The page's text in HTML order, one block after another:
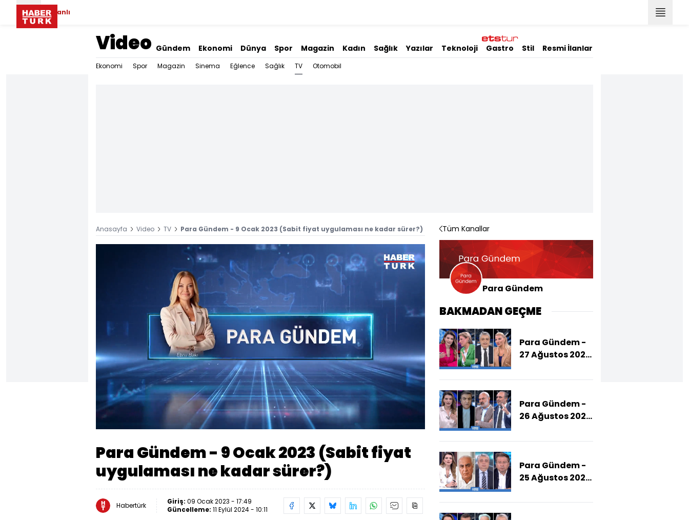
Canlı
Video Gündem Ekonomi Dünya Spor Magazin Kadın Sağlık Yazılar Teknoloji Gastro Stil Resmi İlanlar
Ekonomi Spor Magazin Sinema Eğlence Sağlık TV Otomobil
Anasayfa Video TV Para Gündem - 9 Ocak 2023 (Sabit fiyat uygulaması ne kadar sürer?)
Yüklendi:
0.81%
Para Gündem - 9 Ocak 2023 (Sabit fiyat
uygulaması ne kadar sürer?)
Habertürk Giriş: 09 Ocak 2023 - 17:49
Güncelleme: 11 Eylül 2024 - 10:11
Tüm Kanallar
Para Gündem
BAKMADAN GEÇME
Para Gündem -
27 Ağustos 2025
Soruşturmalara
Para Gündem -
26 Ağustos 2025
Bırakma
Zaman
Tamamlayacak?)
Para Gündem -
25 Ağustos 2025
Hedefe Ne